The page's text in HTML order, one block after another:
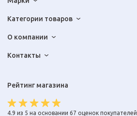
Категории товаров
О компании
Контакты
Рейтинг магазина
4.9 из 5 на основании 67 оценок покупателей